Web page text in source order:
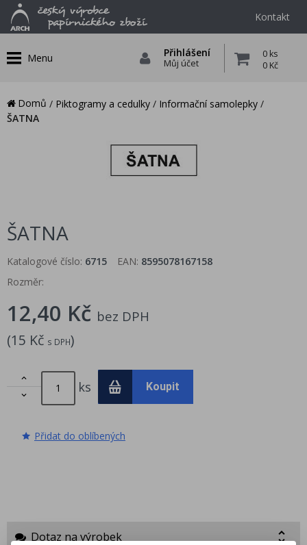
Kontakt
Menu Přihlášení
Můj účet
0 ks
0 Kč
Domů / Piktogramy a cedulky / Informační samolepky /
ŠATNA
ŠATNA
Katalogové číslo: 6715 EAN: 8595078167158
Rozměr:
12,40 Kč bez DPH
(15 Kč s DPH)


ks Koupit
Přidat do oblíbených
Dotaz na výrobek